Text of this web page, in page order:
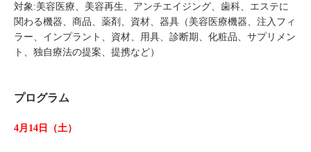
対象:美容医療、美容再生、アンチエイジング、歯科、エステに
関わる機器、商品、薬剤、資材、器具（美容医療機器、注入フィ
ラー、インプラント、資材、用具、診断期、化粧品、サプリメン
ト、独自療法の提案、提携など）
プログラム
4月14日（土）